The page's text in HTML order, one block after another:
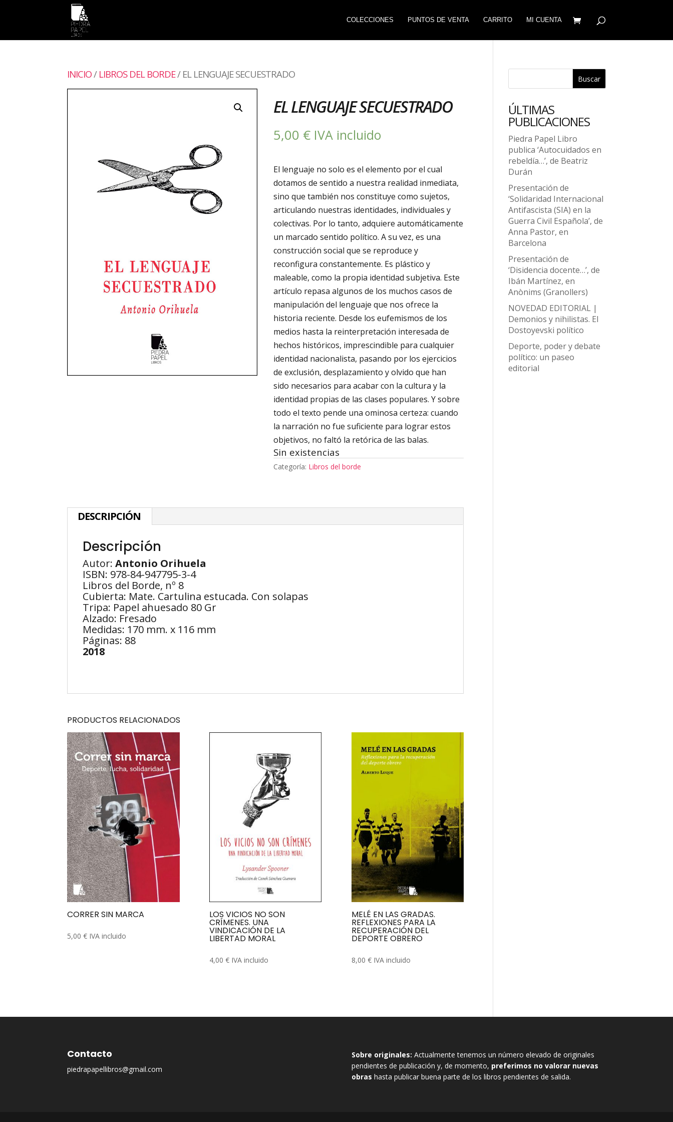
COLECCIONES PUNTOS DE VENTA CARRITO MI CUENTA
INICIO/ LIBROS DEL BORDE/ EL LENGUAJE SECUESTRADO
EL LENGUAJE SECUESTRADO
5,00 € IVA incluido
El lenguaje no solo es el elemento por el cual
dotamos de sentido a nuestra realidad inmediata,
sino que también nos constituye como sujetos,
articulando nuestras identidades, individuales y
colectivas. Por lo tanto, adquiere automáticamente
un marcado sentido político. A su vez, es una
construcción social que se reproduce y
reconfigura constantemente. Es plástico y
maleable, como la propia identidad subjetiva. Este
artículo repasa algunos de los muchos casos de
manipulación del lenguaje que nos ofrece la
historia reciente. Desde los eufemismos de los
medios hasta la reinterpretación interesada de
hechos históricos, imprescindible para cualquier
identidad nacionalista, pasando por los ejercicios
de exclusión, desplazamiento y olvido que han
sido necesarios para acabar con la cultura y la
identidad propias de las clases populares. Y sobre
todo el texto pende una ominosa certeza: cuando
la narración no fue suficiente para lograr estos
objetivos, no faltó la retórica de las balas.
Sin existencias
Categoría: Libros del borde
DESCRIPCIÓN
Descripción
Autor:Antonio Orihuela
ISBN: 978-84-947795-3-4
Libros del Borde, nº 8
Cubierta: Mate. Cartulina estucada. Con solapas
Tripa: Papel ahuesado 80 Gr
Alzado: Fresado
Medidas: 170 mm. x 116 mm
Páginas: 88
2018
PRODUCTOS RELACIONADOS
CORRER SIN MARCA
5,00€ IVA incluido
LOS VICIOS NO SON
CRÍMENES. UNA
VINDICACIÓN DE LA
LIBERTAD MORAL
4,00 € IVA incluido
MELÉ EN LAS GRADAS.
REFLEXIONES PARA LA
RECUPERACIÓN DEL
DEPORTE OBRERO
8,00 € IVA incluido
Buscar
ÚLTIMAS
PUBLICACIONES
Piedra Papel Libro
publica ‘Autocuidados en
rebeldía…’, de Beatriz
Durán
Presentación de
‘Solidaridad Internacional
Antifascista (SIA) en la
Guerra Civil Española’, de
Anna Pastor, en
Barcelona
Presentación de
‘Disidencia docente…’, de
Ibán Martínez, en
Anònims (Granollers)
NOVEDAD EDITORIAL |
Demonios y nihilistas. El
Dostoyevski político
Deporte, poder y debate
político: un paseo
editorial
Contacto
piedrapapellibros@gmail.com
Sobre originales: Actualmente tenemos un número elevado de originales
pendientes de publicación y, de momento, preferimos no valorar nuevas
obras hasta publicar buena parte de los libros pendientes de salida.